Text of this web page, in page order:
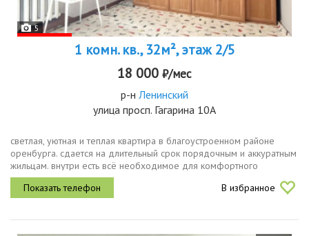
5
1 комн. кв., 32м², этаж 2/5
18 000 ₽/мес
р-н Ленинский
улица просп. Гагарина 10А
светлая, уютная и теплая квартира в благоустроенном районе
оренбурга. сдается на длительный срок порядочным и аккуратным
жильцам. внутри есть всё необходимое для комфортного
проживания.дом находится в районе с отлично развитой
инфраструктурой. в...
В избранное